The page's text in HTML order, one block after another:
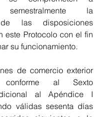
semestralmente la
las disposiciones
este Protocolo con el fin
su funcionamiento.
de comercio exterior
conforme al Sexto
al Apéndice I
válidas sesenta días